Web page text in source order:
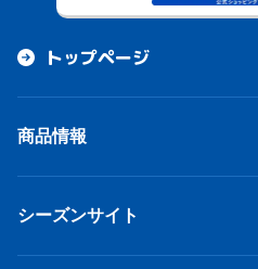
トップページ
商品情報
シーズンサイト